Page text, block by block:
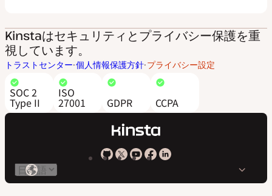
Kinstaはセキュリティとプライバシー保護を重
視しています。
トラストセンター 個人情報保護方針 プライバシー設定
SOC 2
Type II
ISO
27001 GDPR CCPA
KinstaKinstaKinsta
KinstaKinsta
言
語